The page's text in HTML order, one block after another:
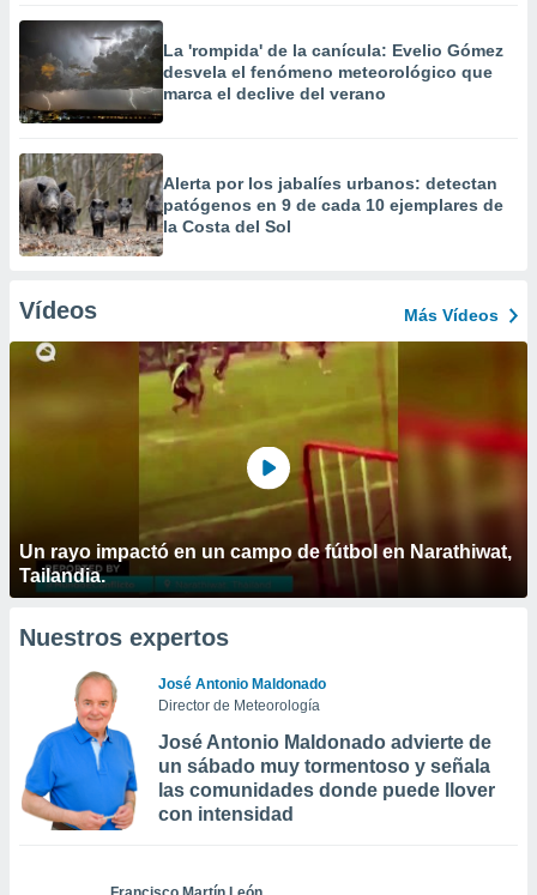
La 'rompida' de la canícula: Evelio Gómez
desvela el fenómeno meteorológico que
marca el declive del verano
Alerta por los jabalíes urbanos: detectan
patógenos en 9 de cada 10 ejemplares de
la Costa del Sol
Vídeos Más Vídeos
Un rayo impactó en un campo de fútbol en Narathiwat,
Tailandia.
Nuestros expertos
José Antonio Maldonado
Director de Meteorología
José Antonio Maldonado advierte de
un sábado muy tormentoso y señala
las comunidades donde puede llover
con intensidad